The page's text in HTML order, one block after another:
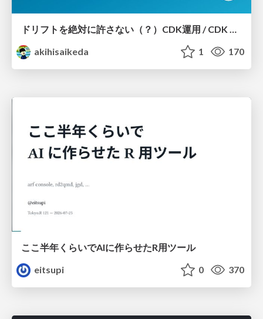
akihisaikeda
1 170
ここ半年くらいでAIに作らせたR用ツール
eitsupi
0 370